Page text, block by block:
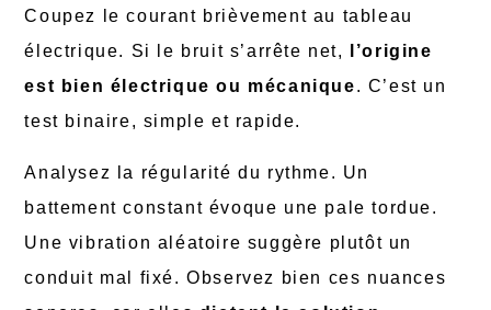
Coupez le courant brièvement au tableau
électrique. Si le bruit s’arrête net,
l’origine
est bien électrique ou mécanique. C’est un
test binaire, simple et rapide.
Analysez la régularité du rythme. Un
battement constant évoque une pale tordue.
Une vibration aléatoire suggère plutôt un
conduit mal fixé. Observez bien ces nuances